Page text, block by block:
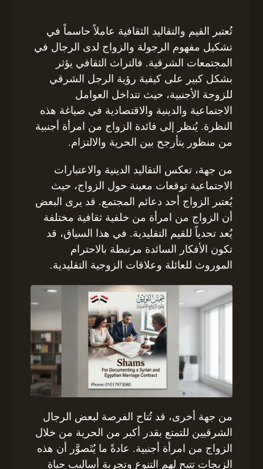
تُعتبر القيم والتقاليد الثقافية عاملاً حاسماً في
تشكيل مفهوم الرجولة والزواج لدى الرجال في
المجتمعات الشرقية. فالتراث الثقافي يؤثر
بشكل كبير على كيفية رؤية الرجل الشرقي
للزوجة الأجنبية، حيث تتداخل العوامل
الاجتماعية والدينية والاقتصادية في صياغة هذه
النظرة. يُنظر إلى فائدة الزواج من امرأة أجنبية
من منظور يتأرجح بين الحرية والالتزام.
من جهة، تعكس التقاليد الدينية والاعتبارات
الاجتماعية توقعات معينة حول الزواج، حيث
يُعتبر الزواج أحد دعائم المجتمع. قد يرى البعض
أن الزواج من امرأة من خلفية ثقافية مختلفة
يُعد تحدياً للقيم التقليدية. في هذا السياق، قد
تكون الأفكار السائدة مرتبطة بالاحترام
الموروث للعائلة وعلاقات الزوجية التقليدية.
من جهة أخرى، قد تُتاح الفرصة لبعض الرجال
الشرقيين للتمتع بقدر أكبر من الحرية من خلال
الزواج من امرأة أجنبية. عادةً ما يُتَصوَّر أن هذه
الزيجات تتيح لهم التنوع وتجربة أساليب حياة